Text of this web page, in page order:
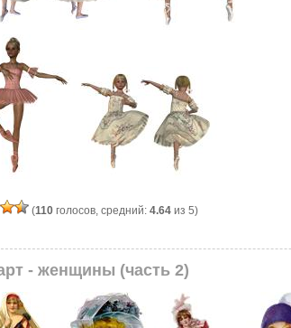
(110 голосов, средний: 4.64 из 5)
- женщины (часть 2)